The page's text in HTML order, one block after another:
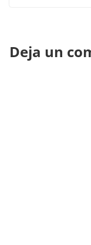
Deja un